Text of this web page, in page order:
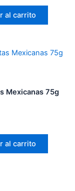
al carrito
Mexicanas 75g
al carrito